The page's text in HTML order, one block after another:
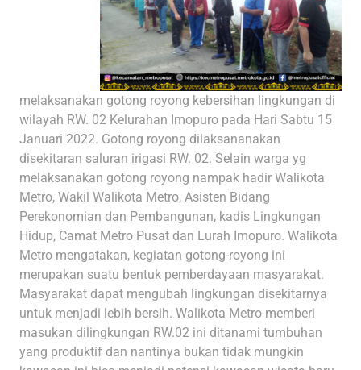
melaksanakan gotong royong kebersihan lingkungan di
wilayah RW. 02 Kelurahan Imopuro pada Hari Sabtu 15
Januari 2022. Gotong royong dilaksananakan
disekitaran saluran irigasi RW. 02. Selain warga yg
melaksanakan gotong royong nampak hadir Walikota
Metro, Wakil Walikota Metro, Asisten Bidang
Perekonomian dan Pembangunan, kadis Lingkungan
Hidup, Camat Metro Pusat dan Lurah Imopuro. Walikota
Metro mengatakan, kegiatan gotong-royong ini
merupakan suatu bentuk pemberdayaan masyarakat.
Masyarakat dapat mengubah lingkungan disekitarnya
untuk menjadi lebih bersih. Walikota Metro memberi
masukan dilingkungan RW.02 ini ditanami tumbuhan
yang produktif dan nantinya bukan tidak mungkin